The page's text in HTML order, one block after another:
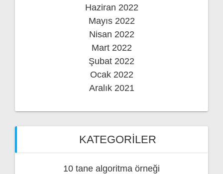
Haziran 2022
Mayıs 2022
Nisan 2022
Mart 2022
Şubat 2022
Ocak 2022
Aralık 2021
KATEGORILER
10 tane algoritma örneği